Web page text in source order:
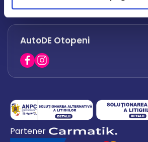
office.afumati@autode.ro
0730 063 852
0730 063 851
AutoDE Otopeni
0754 649 360
office.premium@autode.ro
Partener